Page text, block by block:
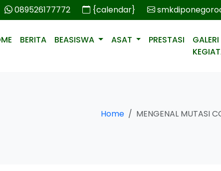
089526177772 {calendar}
BERITA BEASISWA ASAT PRESTASI
GALERI
Home MENGENAL MUTASI